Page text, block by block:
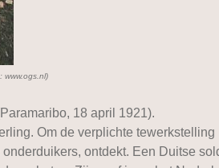
www.ogs.nl)
18 april 1921).
Om de verplichte
ontdekt. Een Duitse